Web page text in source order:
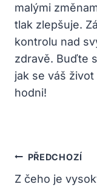
​malými
tlak zlepšuje.
kontrolu⁤ nad
zdravě. Buďte
jak se ⁢váš
hodni!
Navigace
Pro
PŘEDCHOZÍ
Z čeho je